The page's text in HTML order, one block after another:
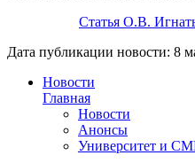
Статья О.В.
Дата публикации новости: 8
Новости
Главная
Новости
Анонсы
Университет и